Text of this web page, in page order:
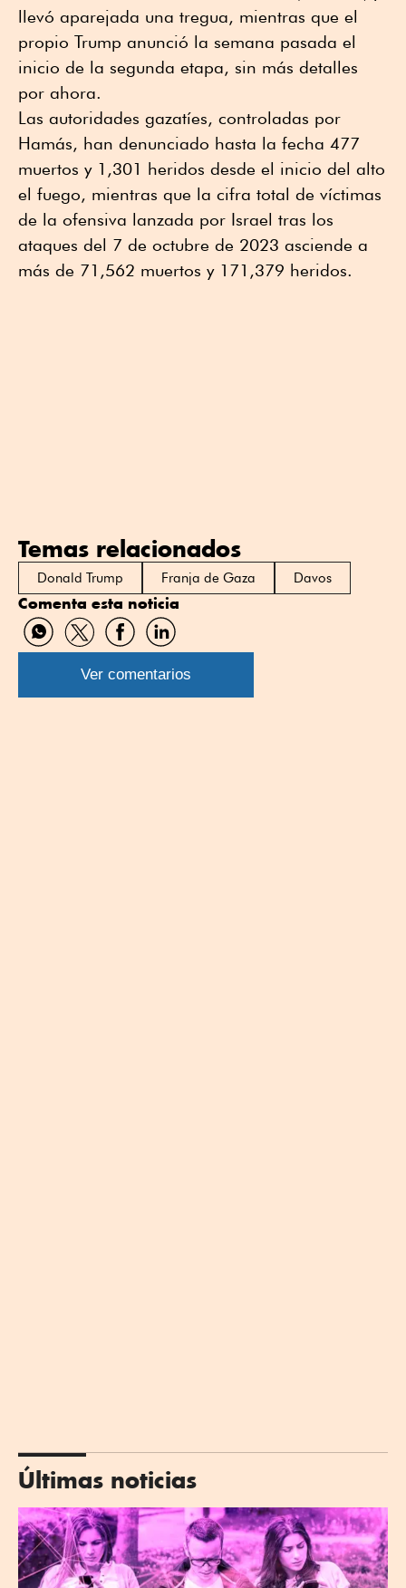
llevó aparejada una tregua, mientras que el
propio Trump anunció la semana pasada el
inicio de la segunda etapa, sin más detalles
por ahora.
Las autoridades gazatíes, controladas por
Hamás, han denunciado hasta la fecha 477
muertos y 1,301 heridos desde el inicio del alto
el fuego, mientras que la cifra total de víctimas
de la ofensiva lanzada por Israel tras los
ataques del 7 de octubre de 2023 asciende a
más de 71,562 muertos y 171,379 heridos.
Temas relacionados
Donald Trump Franja de Gaza Davos
Comenta esta noticia
Compartir
por
WhatsApp
Compartir
por
Twitter
Compartir
por
Facebook
Compartir
por
Linkedin
Ver comentarios
Últimas noticias